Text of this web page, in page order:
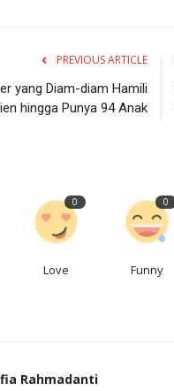
PREVIOUS ARTICLE
yang Diam-diam Hamili
hingga Punya 94 Anak
0
Love
0
Funny
Rahmadanti